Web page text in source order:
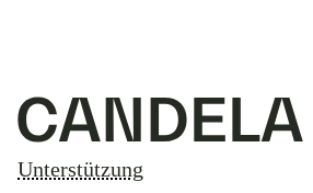
Unterstützung